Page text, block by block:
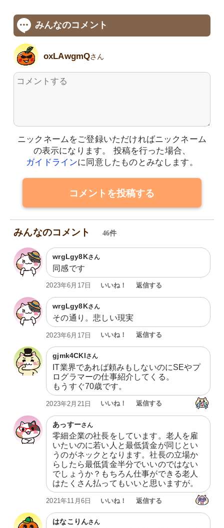
みんなのコメント
oxLAwgmQさん
ニックネームをご登録いただければニックネーム
の表示になります。
投稿を行った場合、
ガイドラインに同意したものとみなします。
コメントを投稿する
みんなのコメント 46件
wrgLgy8Kさん
同感です
2023年6月17日 いいね！ 返信する
wrgLgy8Kさん
その通り。悲しい現実
2023年6月17日 いいね！ 返信する
gjmk4CKlさん
IT業界であれば頼みもしないのにSEやプ
ログラマーの仕事紹介してくる。
もうすぐ70歳です。
2023年2月21日 いいね！ 返信する
あっすーさん
零細企業の社長をしています。老人を雇
いたいのに若い人と最低賃金が同じとい
うのがネックとなります。社長の立場か
らしたら最低賃金半分でいいのではない
でしょうか？もちろん仕事ができる老人
はたくさん払ってもいいと思いますが。
2021年11月6日 いいね！ 返信する
はなこりんさん